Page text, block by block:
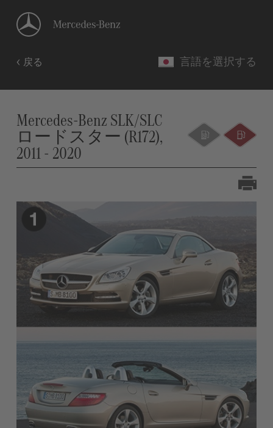
戻る 言語を選択する
Mercedes-Benz SLK/SLC
ロードスター (R172),
2011 - 2020